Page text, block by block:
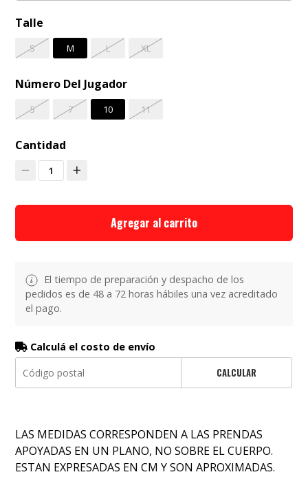
Talle
S M L XL
Número Del Jugador
5 7 10 11
Cantidad
1
Agregar al carrito
El tiempo de preparación y despacho de los
pedidos es de 48 a 72 horas hábiles una vez acreditado
el pago.
Calculá el costo de envío
CALCULAR
LAS MEDIDAS CORRESPONDEN A LAS PRENDAS
APOYADAS EN UN PLANO, NO SOBRE EL CUERPO.
ESTAN EXPRESADAS EN CM Y SON APROXIMADAS.